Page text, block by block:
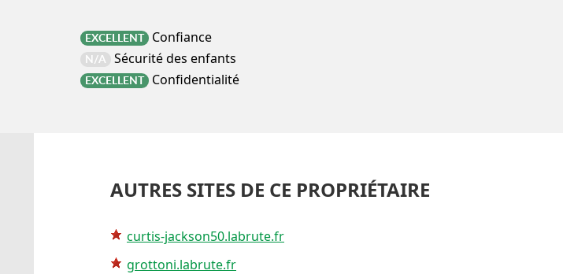
EXCELLENT Confiance
N/A Sécurité des enfants
EXCELLENT Confidentialité
AUTRES SITES DE CE PROPRIÉTAIRE
curtis-jackson50.labrute.fr
grottoni.labrute.fr